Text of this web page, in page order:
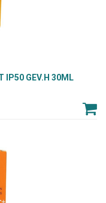
IP50 GEV.H 30ML